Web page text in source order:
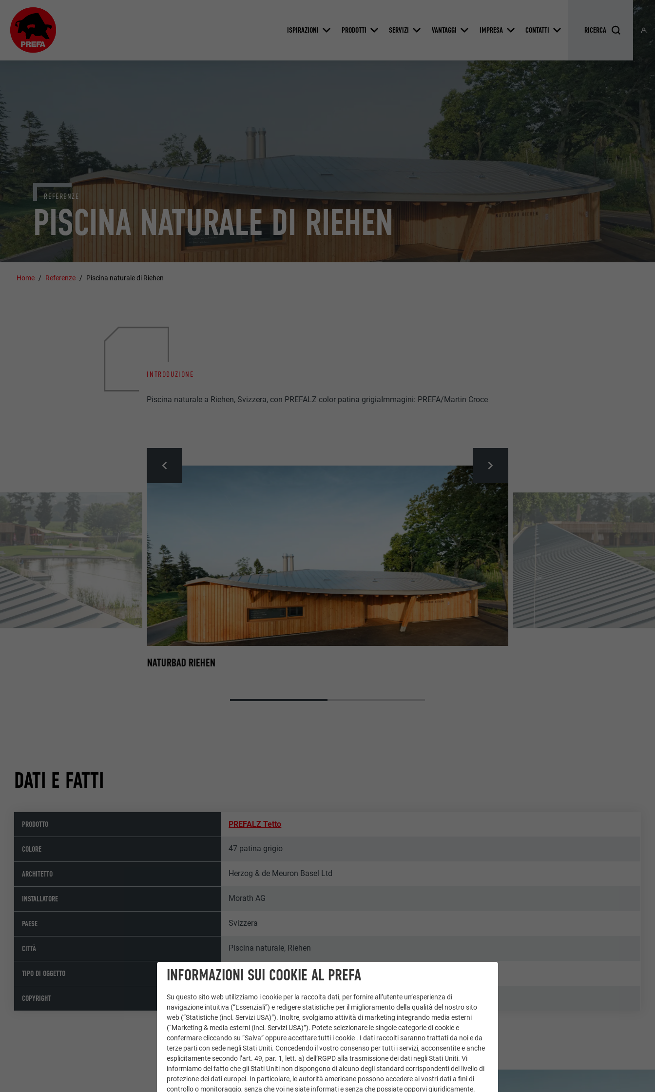
ISPIRAZIONI PRODOTTI SERVIZI VANTAGGI IMPRESA CONTATTI
PISCINA NATURALE DI RIEHEN
REFERENZE
Home Referenze Piscina naturale di Riehen
INTRODUZIONE
Piscina naturale a Riehen, Svizzera, con PREFALZ color patina grigiaImmagini: PREFA/Martin Croce
NATURBAD RIEHEN
DATI E FATTI
PRODOTTO PREFALZ Tetto
COLORE 47 patina grigio
ARCHITETTO Herzog & de Meuron Basel Ltd
INSTALLATORE Morath AG
PAESE Svizzera
CITTÀ Piscina naturale, Riehen
TIPO DI OGGETTO Edifici pubblici e altre strutture
COPYRIGHT © PREFA | Croce & Wir
INFORMAZIONI SUI COOKIE AL PREFA
Su questo sito web utilizziamo i cookie per la raccolta dati, per fornire all’utente un’esperienza di
navigazione intuitiva (“Essenziali”) e redigere statistiche per il miglioramento della qualità del nostro sito
web (“Statistiche (incl. Servizi USA)”). Inoltre, svolgiamo attività di marketing integrando media esterni
(“Marketing & media esterni (incl. Servizi USA)”). Potete selezionare le singole categorie di cookie e
confermare cliccando su “Salva” oppure accettare tutti i cookie . I dati raccolti saranno trattati da noi e da
terze parti con sede negli Stati Uniti. Concedendo il vostro consenso per tutti i servizi, acconsentite e anche
esplicitamente secondo l’art. 49, par. 1, lett. a) dell’RGPD alla trasmissione dei dati negli Stati Uniti. Vi
informiamo del fatto che gli Stati Uniti non dispongono di alcuno degli standard corrispondenti del livello di
protezione dei dati europei. In particolare, le autorità americane possono accedere ai vostri dati a fini di
controllo o monitoraggio, senza che voi ne siate informati e senza che possiate opporvi giuridicamente.